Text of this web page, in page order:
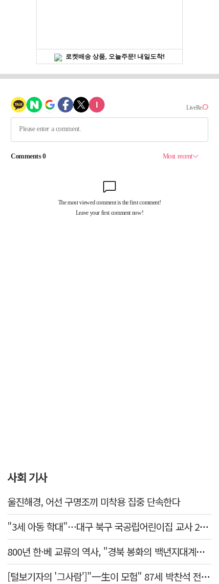
사회 기사
울진해경, 어선 구명조끼 미착용 집중 단속한다
"3세 아동 학대"…대구 북구 국공립어린이집 교사 2명 검찰 송치
800년 한·베 교류의 역사, "경북 봉화의 백년지대계로 피어난다"
[털보기자의 '그사람']"一生이 모험" 87세 박찬석 전 경북대 총장